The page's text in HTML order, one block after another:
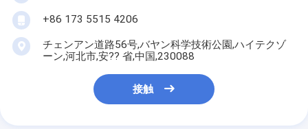
+86 173 5515 4206
チェンアン道路56号,バヤン科学技術公園,ハイテクゾ
ーン,河北市,安?? 省,中国,230088
接触